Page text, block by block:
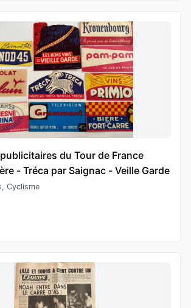
du Tour de France
- Tréca par Saignac - Veille Garde
Cyclisme